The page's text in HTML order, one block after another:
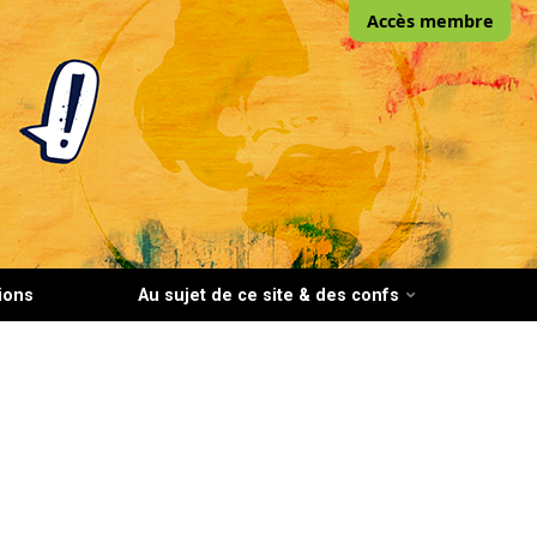
Accès membre
Au sujet de ce site & des confs